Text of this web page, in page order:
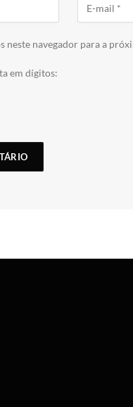
neste navegador para a
em dígitos: